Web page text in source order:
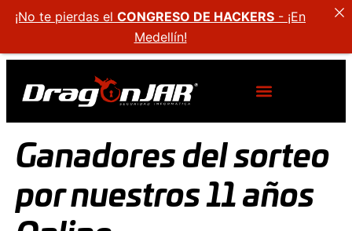
Ganadores del sorteo
por nuestros 11 años
¡No te pierdas el CONGRESO DE HACKERS - ¡En
Medellín!